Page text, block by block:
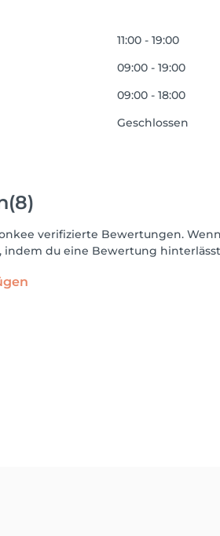
11:00 - 19:00
09:00 - 19:00
09:00 - 18:00
Geschlossen
(8)
verifizierte Bewertungen.
indem du eine Bewertung